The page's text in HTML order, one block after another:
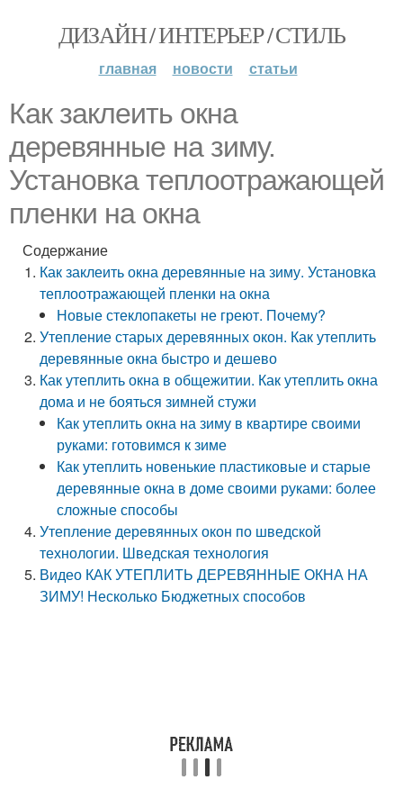
ДИЗАЙН / ИНТЕРЬЕР / СТИЛЬ
главная новости статьи
Как заклеить окна
деревянные на зиму.
Установка теплоотражающей
пленки на окна
Содержание
Как заклеить окна деревянные на зиму. Установка
теплоотражающей пленки на окна
Новые стеклопакеты не греют. Почему?
Утепление старых деревянных окон. Как утеплить
деревянные окна быстро и дешево
Как утеплить окна в общежитии. Как утеплить окна
дома и не бояться зимней стужи
Как утеплить окна на зиму в квартире своими
руками: готовимся к зиме
Как утеплить новенькие пластиковые и старые
деревянные окна в доме своими руками: более
сложные способы
Утепление деревянных окон по шведской
технологии. Шведская технология
Видео КАК УТЕПЛИТЬ ДЕРЕВЯННЫЕ ОКНА НА
ЗИМУ! Несколько Бюджетных способов